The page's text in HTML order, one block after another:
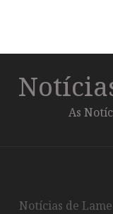
As
Notícias de